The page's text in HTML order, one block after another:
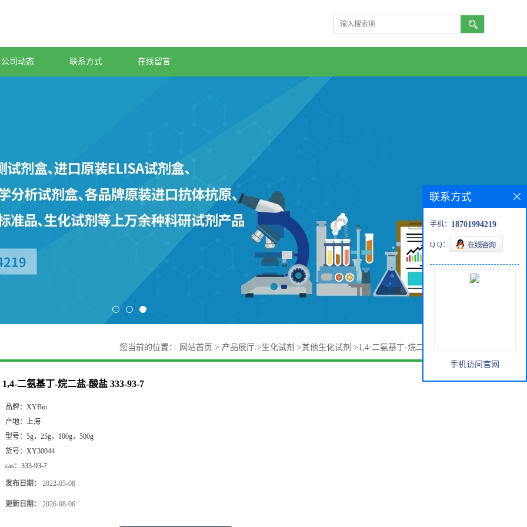
公司动态 联系方式 在线留言
您当前的位置： 网站首页 > 产品展厅 >生化试剂 >其他生化试剂 >1,4-二氨基丁-烷二盐-酸盐 333-93-7
1,4-二氨基丁-烷二盐-酸盐 333-93-7
品牌： XYBio
产地： 上海
型号： 5g，25g，100g，500g
货号： XY30044
cas： 333-93-7
发布日期： 2022-05-08
更新日期： 2026-08-06
联系方式
手机： 18701994219
Q Q：
手机访问官网